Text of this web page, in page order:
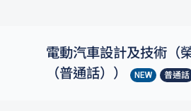
電動汽車設計及技術（
（普通話）） NEW 普通話